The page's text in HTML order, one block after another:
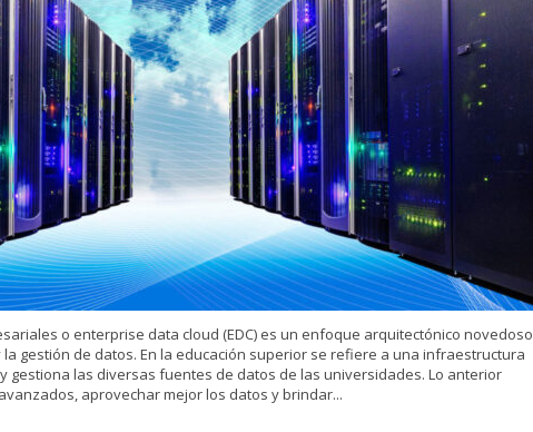
o enterprise data cloud (EDC) es un enfoque arquitectónico novedoso
gestión de datos. En la educación superior se refiere a una infraestructura
gestiona las diversas fuentes de datos de las universidades. Lo anterior
aprovechar mejor los datos y brindar...